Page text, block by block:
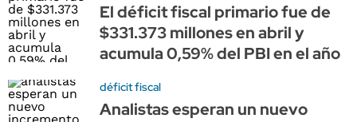
El déficit fiscal primario fue de
$331.373 millones en abril y
acumula 0,59% del PBI en el año
déficit fiscal
Analistas esperan un nuevo